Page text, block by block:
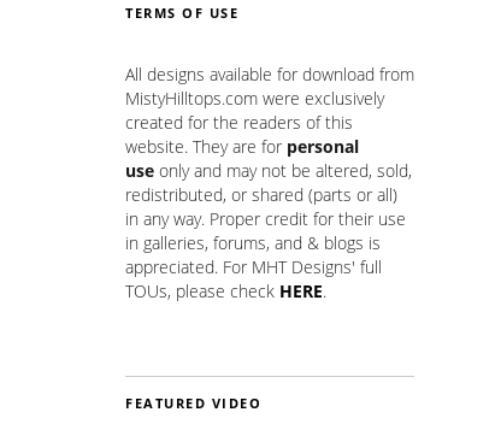
TERMS OF USE
All designs available for download from
MistyHilltops.com were exclusively
created for the readers of this
website. They are for personal
use only and may not be altered, sold,
redistributed, or shared (parts or all)
in any way. Proper credit for their use
in galleries, forums, and & blogs is
appreciated. For MHT Designs' full
TOUs, please check HERE.
FEATURED VIDEO